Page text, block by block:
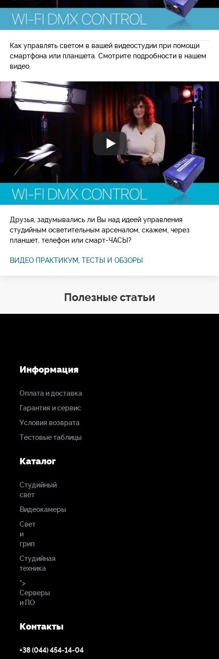
Как управлять светом в вашей видеостудии при помощи
смартфона или планшета. Смотрите подробности в нашем
видео.
Друзья, задумывались ли Вы над идеей управления
студийным осветительным арсеналом, скажем, через
планшет, телефон или смарт-ЧАСЫ?
ВИДЕО ПРАКТИКУМ, ТЕСТЫ И ОБЗОРЫ
Полезные статьи
Информация
Оплата и доставка
Гарантия и сервис
Условия возврата
Тестовые таблицы
Каталог
Студийный
свет
Видеокамеры
Свет
и
грип
Студийная
техника
">
Серверы
и ПО
Контакты
+38 (044) 454-14-04